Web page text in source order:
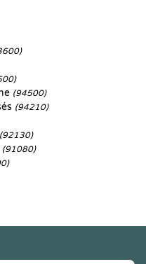
(94500)
(94210)
(92130)
(91080)